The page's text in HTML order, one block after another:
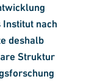
nach
deshalb
Struktur